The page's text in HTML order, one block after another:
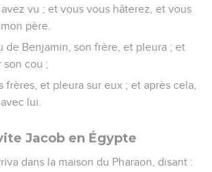
vu ; et vous vous hâterez, et vous
père.
de Benjamin, son frère, et pleura ; et
son cou ;
frères, et pleura sur eux ; et après cela,
lui.
Jacob en Égypte
dans la maison du Pharaon, disant :